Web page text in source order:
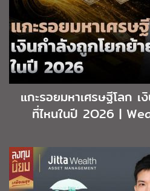
แกะรอยมหาเศรษฐีโลก เ
ที่ไหนในปี 2O26 |